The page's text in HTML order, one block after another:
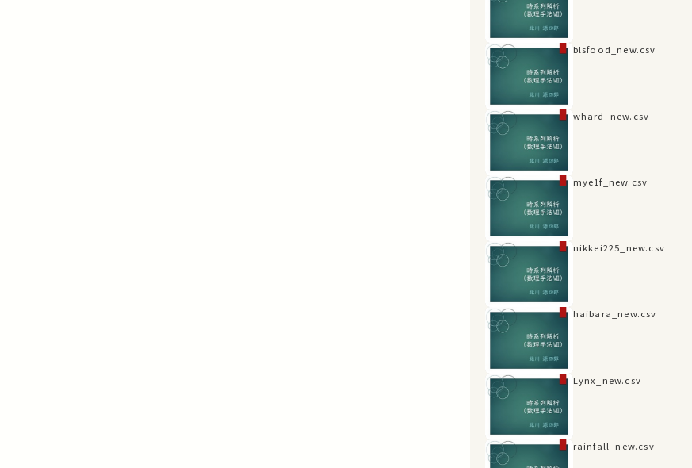
blsfood_new.csv
whard_new.csv
mye1f_new.csv
nikkei225_new.csv
haibara_new.csv
Lynx_new.csv
rainfall_new.csv